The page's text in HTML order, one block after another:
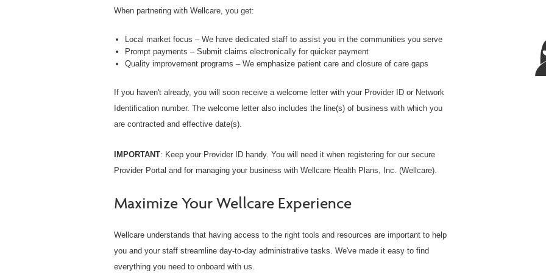
Servicios de atención
Inicio de sesión seguro
When partnering with Wellcare, you get:
Local market focus – We have dedicated staff to assist you in the communities you serve
Prompt payments – Submit claims electronically for quicker payment
Quality improvement programs – We emphasize patient care and closure of care gaps
If you haven't already, you will soon receive a welcome letter with your Provider ID or Network
Identification number. The welcome letter also includes the line(s) of business with which you
are contracted and effective date(s).
IMPORTANT: Keep your Provider ID handy. You will need it when registering for our secure
Provider Portal and for managing your business with Wellcare Health Plans, Inc. (Wellcare).
Maximize Your Wellcare Experience
Wellcare understands that having access to the right tools and resources are important to help
you and your staff streamline day-to-day administrative tasks. We've made it easy to find
everything you need to onboard with us.